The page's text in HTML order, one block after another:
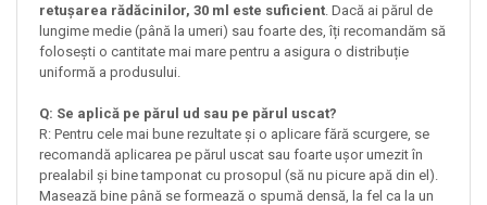
retușarea rădăcinilor, 30 ml este suficient . Dacă ai părul de
lungime medie (până la umeri) sau foarte des, îți recomandăm să
folosești o cantitate mai mare pentru a asigura o distribuție
uniformă a produsului.
Q: Se aplică pe părul ud sau pe părul uscat?
R: Pentru cele mai bune rezultate și o aplicare fără scurgere, se
recomandă aplicarea pe părul uscat sau foarte ușor umezit în
prealabil și bine tamponat cu prosopul (să nu picure apă din el).
Masează bine până se formează o spumă densă, la fel ca la un